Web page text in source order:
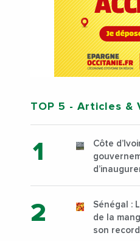
TOP 5 - Articles &
Côte
Sénégal :
de la
son